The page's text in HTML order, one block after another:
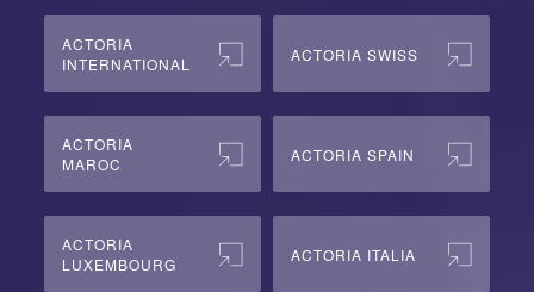
ACTORIA
INTERNATIONAL
ACTORIA SWISS
ACTORIA
MAROC
ACTORIA SPAIN
ACTORIA
LUXEMBOURG
ACTORIA ITALIA